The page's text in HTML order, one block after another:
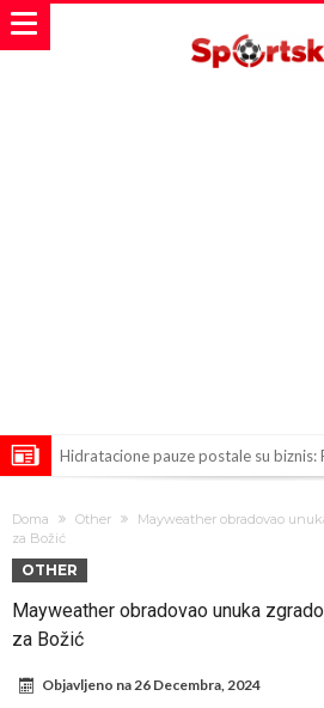
Hidratacione pauze postale su biznis:
Infantino i ljubavnička veza:
UEFA
Murinjo uvodi strogu disciplinu u Real
pravila
Arsenal za 138 miliona evra dovodi
Doma Other
Mayweather obradovao
za Božić
OTHER
Mayweather obradovao unuka
za Božić
Objavljeno na26 Decembra, 2024